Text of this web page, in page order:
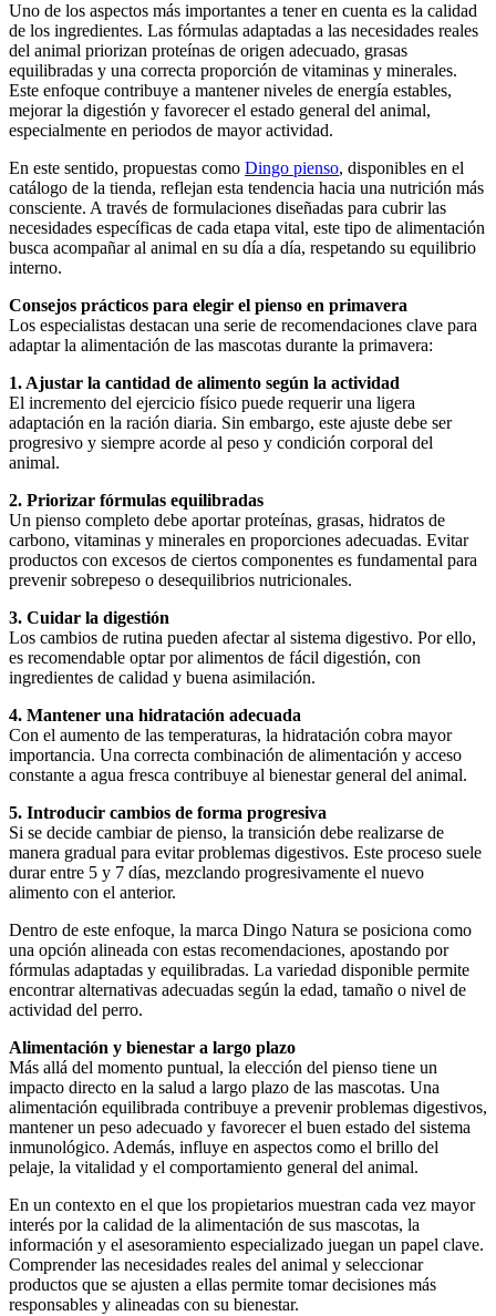
Uno de los aspectos más importantes a tener en cuenta es la calidad
de los ingredientes. Las fórmulas adaptadas a las necesidades reales
del animal priorizan proteínas de origen adecuado, grasas
equilibradas y una correcta proporción de vitaminas y minerales.
Este enfoque contribuye a mantener niveles de energía estables,
mejorar la digestión y favorecer el estado general del animal,
especialmente en periodos de mayor actividad.
En este sentido, propuestas como Dingo pienso, disponibles en el
catálogo de la tienda, reflejan esta tendencia hacia una nutrición más
consciente. A través de formulaciones diseñadas para cubrir las
necesidades específicas de cada etapa vital, este tipo de alimentación
busca acompañar al animal en su día a día, respetando su equilibrio
interno.
Consejos prácticos para elegir el pienso en primavera
Los especialistas destacan una serie de recomendaciones clave para
adaptar la alimentación de las mascotas durante la primavera:
1. Ajustar la cantidad de alimento según la actividad
El incremento del ejercicio físico puede requerir una ligera
adaptación en la ración diaria. Sin embargo, este ajuste debe ser
progresivo y siempre acorde al peso y condición corporal del
animal.
2. Priorizar fórmulas equilibradas
Un pienso completo debe aportar proteínas, grasas, hidratos de
carbono, vitaminas y minerales en proporciones adecuadas. Evitar
productos con excesos de ciertos componentes es fundamental para
prevenir sobrepeso o desequilibrios nutricionales.
3. Cuidar la digestión
Los cambios de rutina pueden afectar al sistema digestivo. Por ello,
es recomendable optar por alimentos de fácil digestión, con
ingredientes de calidad y buena asimilación.
4. Mantener una hidratación adecuada
Con el aumento de las temperaturas, la hidratación cobra mayor
importancia. Una correcta combinación de alimentación y acceso
constante a agua fresca contribuye al bienestar general del animal.
5. Introducir cambios de forma progresiva
Si se decide cambiar de pienso, la transición debe realizarse de
manera gradual para evitar problemas digestivos. Este proceso suele
durar entre 5 y 7 días, mezclando progresivamente el nuevo
alimento con el anterior.
Dentro de este enfoque, la marca Dingo Natura se posiciona como
una opción alineada con estas recomendaciones, apostando por
fórmulas adaptadas y equilibradas. La variedad disponible permite
encontrar alternativas adecuadas según la edad, tamaño o nivel de
actividad del perro.
Alimentación y bienestar a largo plazo
Más allá del momento puntual, la elección del pienso tiene un
impacto directo en la salud a largo plazo de las mascotas. Una
alimentación equilibrada contribuye a prevenir problemas digestivos,
mantener un peso adecuado y favorecer el buen estado del sistema
inmunológico. Además, influye en aspectos como el brillo del
pelaje, la vitalidad y el comportamiento general del animal.
En un contexto en el que los propietarios muestran cada vez mayor
interés por la calidad de la alimentación de sus mascotas, la
información y el asesoramiento especializado juegan un papel clave.
Comprender las necesidades reales del animal y seleccionar
productos que se ajusten a ellas permite tomar decisiones más
responsables y alineadas con su bienestar.